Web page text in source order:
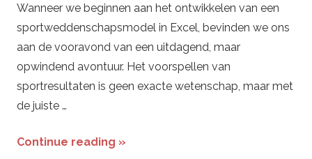
i
-
7
Wanneer we beginnen aan het ontwikkelen van een
sportweddenschapsmodel in Excel, bevinden we ons
aan de vooravond van een uitdagend, maar
opwindend avontuur. Het voorspellen van
sportresultaten is geen exacte wetenschap, maar met
de juiste …
Continue reading »